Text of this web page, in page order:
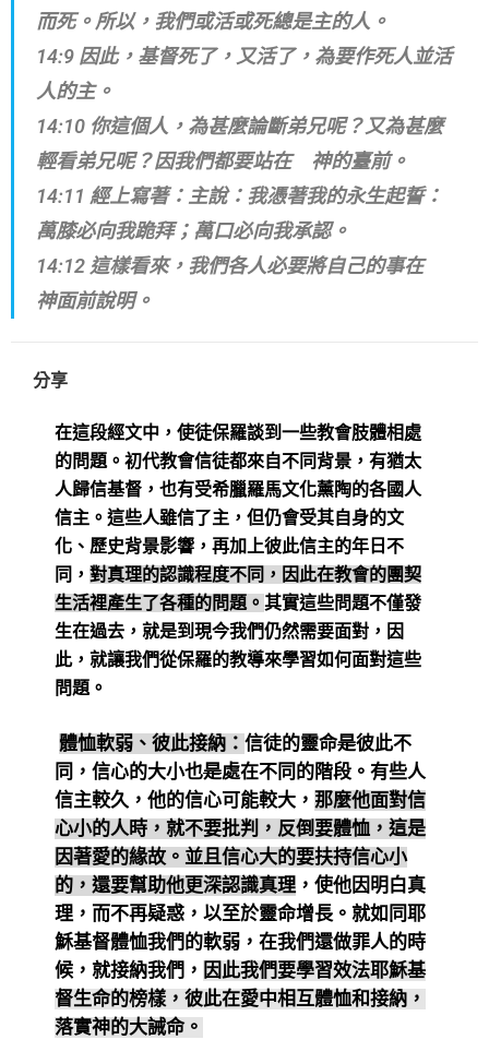
而死。所以，我們或活或死總是主的人。
14:9 因此，基督死了，又活了，為要作死人並活
人的主。
14:10 你這個人，為甚麼論斷弟兄呢？又為甚麼
輕看弟兄呢？因我們都要站在 神的臺前。
14:11 經上寫著：主說：我憑著我的永生起誓：
萬膝必向我跪拜；萬口必向我承認。
14:12 這樣看來，我們各人必要將自己的事在
神面前說明。
分享
在這段經文中，使徒保羅談到一些教會肢體相處
的問題。初代教會信徒都來自不同背景，有猶太
人歸信基督，也有受希臘羅馬文化薰陶的各國人
信主。這些人雖信了主，但仍會受其自身的文
化、歷史背景影響，再加上彼此信主的年日不
同， 對真理的認識程度不同，因此在教會的團契
生活裡產生了各種的問題。 其實這些問題不僅發
生在過去，就是到現今我們仍然需要面對，因
此，就讓我們從保羅的教導來學習如何面對這些
問題。
體恤軟弱、彼此接納： 信徒的靈命是彼此不
同，信心的大小也是處在不同的階段。有些人
信主較久，他的信心可能較大， 那麼他面對信
心小的人時，就不要批判，反倒要體恤，這是
因著愛的緣故。並且信心大的要扶持信心小
的，還要幫助他更深認識真理 ，使他因明白真
理，而不再疑惑，以至於靈命增長。就如同耶
穌基督體恤我們的軟弱，在我們還做罪人的時
候，就接納我們， 因此我們要學習效法耶穌基
督生命的榜樣，彼此在愛中相互體恤和接納，
落實神的大誡命。